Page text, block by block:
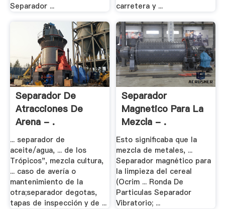
Separador ...
carretera y ...
Separador De
Atracciones De
Arena - .
... separador de
aceite/agua, ... de los
Trópicos", mezcla cultura,
... caso de avería o
mantenimiento de la
otra;separador degotas,
tapas de inspección y de ...
Separador
Magnetico Para La
Mezcla - .
Esto significaba que la
mezcla de metales, ...
Separador magnético para
la limpieza del cereal
(Ocrim ... Ronda De
Particulas Separador
Vibratorio; ...